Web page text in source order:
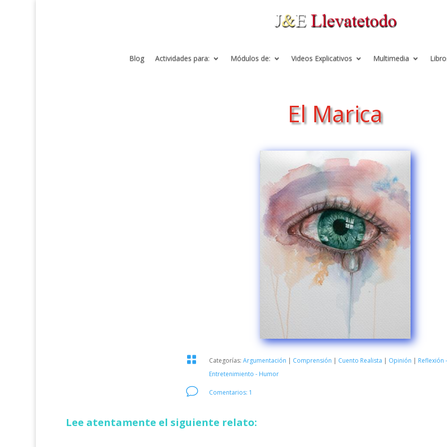
Blog Actividades para: Módulos de: Videos Explicativos Multimedia
El Marica
 Categorías: Argumentación | Comprensión | Cuento Realista | Opinión | Reflexión -
Entretenimiento - Humor
v Comentarios: 1
Lee atentamente el siguiente relato: